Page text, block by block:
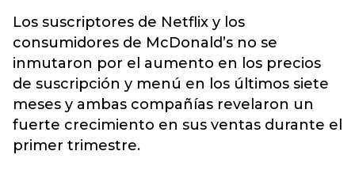
Los suscriptores de Netflix y los
consumidores de McDonald’s no se
inmutaron por el aumento en los precios
de suscripción y menú en los últimos siete
meses y ambas compañías revelaron un
fuerte crecimiento en sus ventas durante el
primer trimestre.